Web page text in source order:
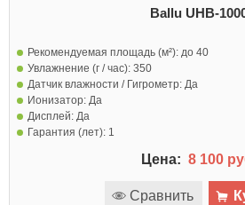
Ballu UHB-
Рекомендуемая площадь (м²): до 40
Увлажнение (г / час): 350
Датчик влажности / Гигрометр: Да
Ионизатор: Да
Дисплей: Да
Гарантия (лет): 1
Цена: 8 100
Сравнить